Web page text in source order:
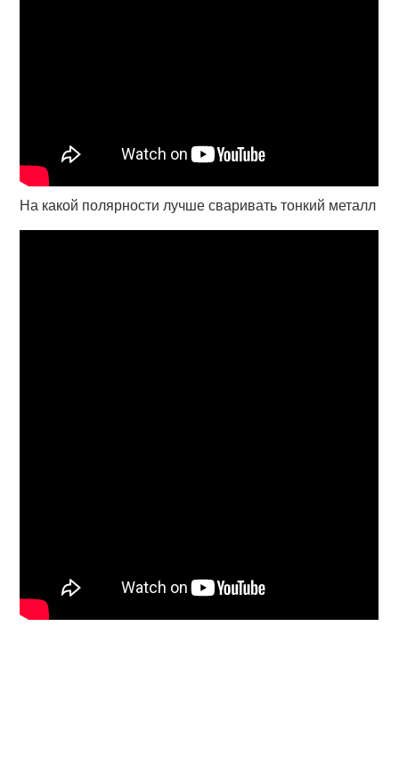
На какой полярности лучше сваривать тонкий металл